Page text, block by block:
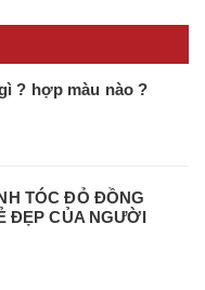
? hợp màu nào ?
TÓC ĐỎ ĐỒNG
ĐẸP CỦA NGƯỜI